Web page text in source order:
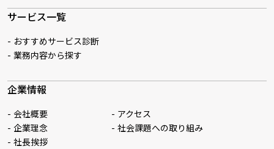
サービス一覧
おすすめサービス診断
業務内容から探す
企業情報
会社概要
企業理念
社長挨拶
アクセス
社会課題への取り組み